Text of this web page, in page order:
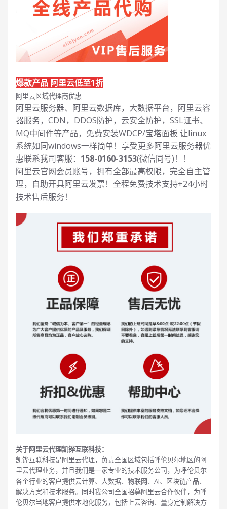
爆款产品 阿里云低至1折
阿里云区域代理商优惠
阿里云服务器、阿里云数据库，大数据平台，阿里云容
器服务，CDN，DDOS防护，云安全防护，SSL证书、
MQ中间件等产品，免费安装WDCP/宝塔面板 让linux
系统如同windows一样简单！享受更多阿里云服务器优
惠联系我司客服： 158-0160-3153(微信同号)！！
阿里云官网会员账号，拥有全部最高权限，完全自主管
理，自助开具阿里云发票！全程免费技术支持+24小时
技术售后服务！
关于阿里云代理凯铧互联科技：
凯铧互联科技是阿里云代理，负责全国区域包括呼伦贝尔地区的阿
里云代理业务，并且我们是一家专业的技术服务公司，为呼伦贝尔
各个行业的客户提供云计算、大数据、物联网、AI、区块链产品、
解决方案和技术服务。同时我公司全国招募阿里云合作伙伴，为呼
伦贝尔当地客户提供本地化服务，包括上云咨询、量身定制解决方